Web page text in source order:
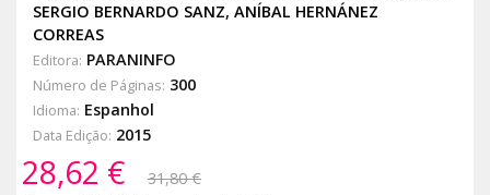
SERGIO BERNARDO SANZ, ANÍBAL HERNÁNEZ
CORREAS
Editora: PARANINFO
Número de Páginas: 300
Idioma: Espanhol
Data Edição: 2015
28,62 €
31,80 €